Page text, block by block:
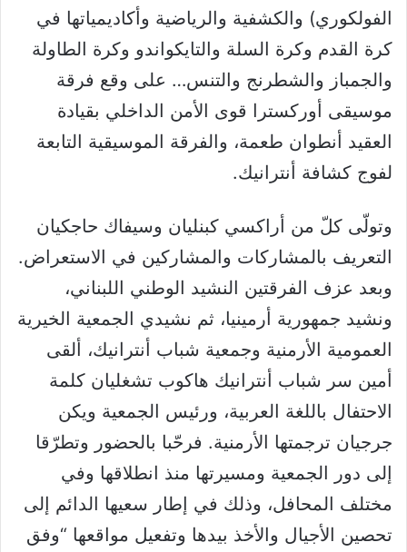
الفولكوري) والكشفية والرياضية وأكاديمياتها في
كرة القدم وكرة السلة والتايكواندو وكرة الطاولة
والجمباز والشطرنج والتنس… على وقع فرقة
موسيقى أوركسترا قوى الأمن الداخلي بقيادة
العقيد أنطوان طعمة، والفرقة الموسيقية التابعة
لفوج كشافة أنترانيك.
وتولّى كلّ من أراكسي كبنليان وسيفاك حاجكيان
التعريف بالمشاركات والمشاركين في الاستعراض.
وبعد عزف الفرقتين النشيد الوطني اللبناني،
ونشيد جمهورية أرمينيا، ثم نشيدي الجمعية الخيرية
العمومية الأرمنية وجمعية شباب أنترانيك، ألقى
أمين سر شباب أنترانيك هاكوب تشغليان كلمة
الاحتفال باللغة العربية، ورئيس الجمعية ويكن
جرجيان ترجمتها الأرمنية. فرحّبا بالحضور وتطرّقا
إلى دور الجمعية ومسيرتها منذ انطلاقها وفي
مختلف المحافل، وذلك في إطار سعيها الدائم إلى
تحصين الأجيال والأخذ بيدها وتفعيل مواقعها “وفق